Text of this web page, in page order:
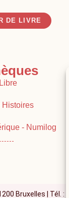
DE LIVRE
Histoires
- Numilog
Bruxelles | Tél. :